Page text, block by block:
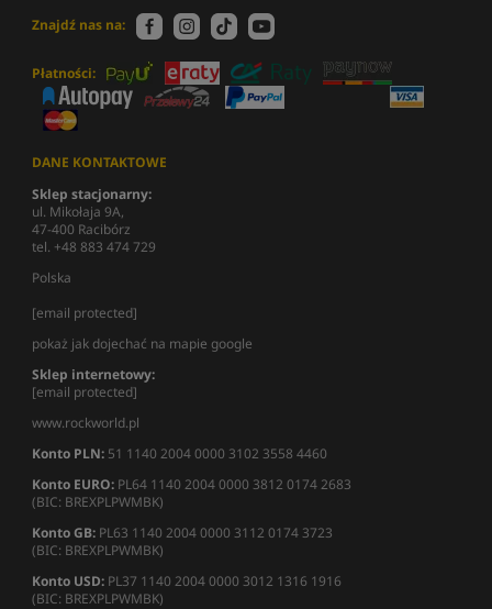
Znajdź nas na:
Płatności:
DANE KONTAKTOWE
Sklep stacjonarny:
ul. Mikołaja 9A,
47-400 Racibórz
tel. +48 883 474 729
Polska
[email protected]
pokaż jak dojechać na mapie google
Sklep internetowy:
[email protected]
www.rockworld.pl
Konto PLN: 51 1140 2004 0000 3102 3558 4460
Konto EURO: PL64 1140 2004 0000 3812 0174 2683
(BIC: BREXPLPWMBK)
Konto GB: PL63 1140 2004 0000 3112 0174 3723
(BIC: BREXPLPWMBK)
Konto USD: PL37 1140 2004 0000 3012 1316 1916
(BIC: BREXPLPWMBK)